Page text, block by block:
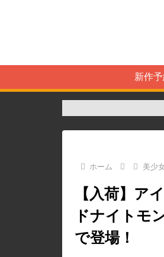
新作
ホーム 美少
【入荷】ア
ドナイトモ
で登場！